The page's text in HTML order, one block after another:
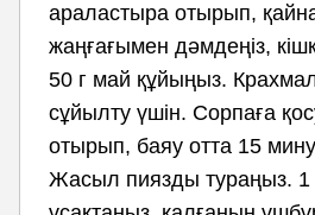
араластыра отырып,
жаңғағымен дәмдеңіз,
50 г май құйыңыз.
сұйылту үшін. Сорпаға
отырып, баяу отта 15
Жасыл пиязды тураңыз. 1